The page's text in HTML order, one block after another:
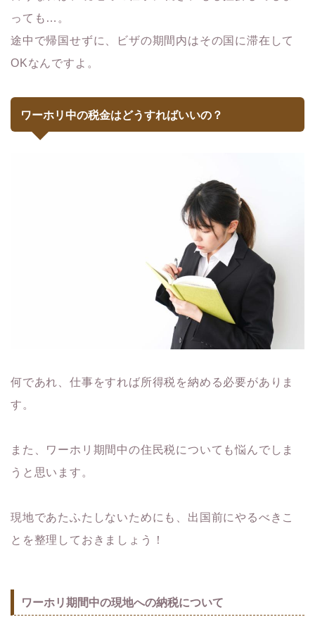
っても…。
途中で帰国せずに、ビザの期間内はその国に滞在して
OKなんですよ。
ワーホリ中の税金はどうすればいいの？
何であれ、仕事をすれば所得税を納める必要がありま
す。
また、ワーホリ期間中の住民税についても悩んでしま
うと思います。
現地であたふたしないためにも、出国前にやるべきこ
とを整理しておきましょう！
ワーホリ期間中の現地への納税について